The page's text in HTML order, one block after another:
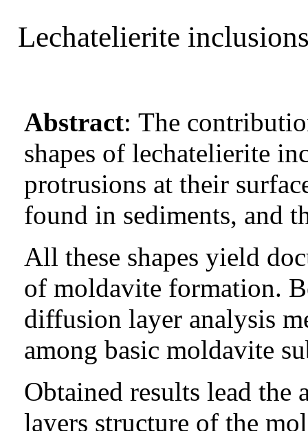
Lechatelierite
Abstract: The
shapes of lechatelierite
protrusions at their
found in sediments, and
All these shapes yield
of moldavite formation.
diffusion layer analysis
among basic moldavite
Obtained results lead the
layers structure of the